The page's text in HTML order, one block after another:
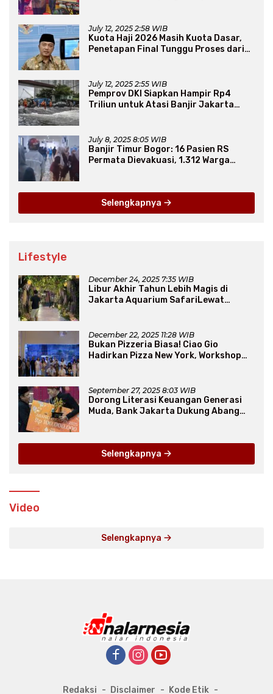
July 12, 2025 2:58 WIB
Kuota Haji 2026 Masih Kuota Dasar,
Penetapan Final Tunggu Proses dari
July 12, 2025 2:55 WIB
Pemprov DKI Siapkan Hampir Rp4
Triliun untuk Atasi Banjir Jakarta
July 8, 2025 8:05 WIB
Banjir Timur Bogor: 16 Pasien RS
Permata Dievakuasi, 1.312 Warga
Selengkapnya
Lifestyle
December 24, 2025 7:35 WIB
Libur Akhir Tahun Lebih Magis di
Jakarta Aquarium SafariLewat
December 22, 2025 11:28 WIB
Bukan Pizzeria Biasa! Ciao Gio
Hadirkan Pizza New York, Workshop
September 27, 2025 8:03 WIB
Dorong Literasi Keuangan Generasi
Muda, Bank Jakarta Dukung Abang
Selengkapnya
Video
Selengkapnya
Redaksi Disclaimer Kode Etik